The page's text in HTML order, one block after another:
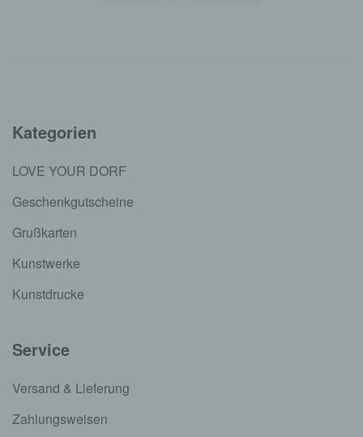
Kategorien
LOVE YOUR DORF
Geschenkgutscheine
Grußkarten
Kunstwerke
Kunstdrucke
Service
Versand & Lieferung
Zahlungsweisen